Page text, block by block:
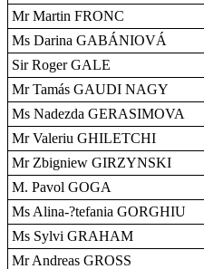
Mr Martin FRONC
Ms Darina GABÁNIOVÁ
Sir Roger GALE
Mr Tamás GAUDI NAGY
Ms Nadezda GERASIMOVA
Mr Valeriu GHILETCHI
Mr Zbigniew GIRZYNSKI
M. Pavol GOGA
Ms Alina-?tefania GORGHIU
Ms Sylvi GRAHAM
Mr Andreas GROSS